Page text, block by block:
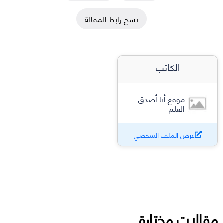
نسخ رابط المقالة
الكاتب
موقع أنا أصدق
العلم
عرض الملف الشخصي
مقالات مختارة